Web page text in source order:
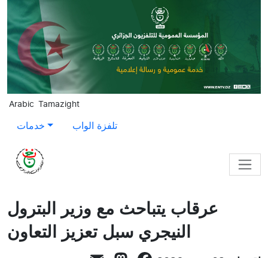
Skip to main content
Arabic Tamazight
خدمات تلفزة الواب
عرقاب يتباحث مع وزير البترول
النيجري سبل تعزيز التعاون